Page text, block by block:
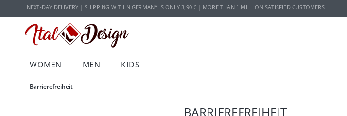
Zur Hauptnavigation springen Zum Hauptinhalt springen
NEXT-DAY DELIVERY | SHIPPING WITHIN GERMANY IS ONLY 3,90 € | MORE THAN 1 MILLION SATISFIED CUSTOMERS
WOMEN MEN KIDS
Barrierefreiheit
BARRIEREFREIHEIT